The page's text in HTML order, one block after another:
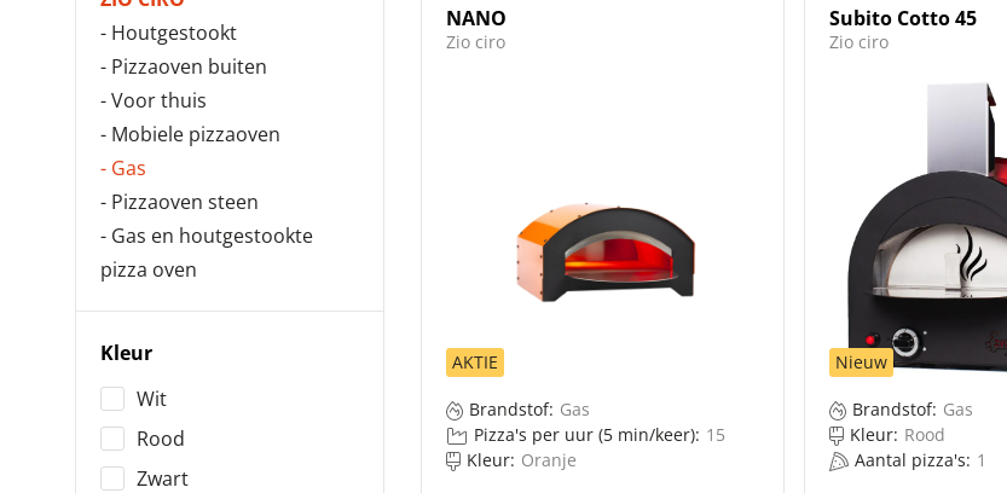
Pizza ovens / Gas en houtgestookte pizza oven
Bowls and dishes
Cozze
Di Fiore
- Houtgestookt
- Pizzaoven buiten
- Voor thuis
- Mobiele pizzaoven
- Gas
- Pizzaoven steen
- Gas en houtgestookte
pizza oven
Kleur
Wit
Rood
Zwart
NANO
Zio ciro
AKTIE
Brandstof: Gas
Pizza's per uur (5 min/keer): 15
Kleur: Oranje
Subito Cotto 45
Zio ciro
Nieuw
Brandstof: Gas
Kleur: Rood
Aantal pizza's: 1